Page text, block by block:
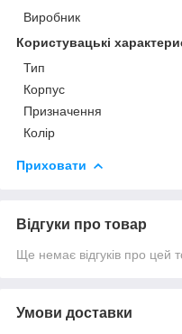
Виробник
Користувацькі
Тип
Корпус
Призначення
Колір
Приховати
Відгуки про товар
Ще немає відгуків про цей
Умови доставки